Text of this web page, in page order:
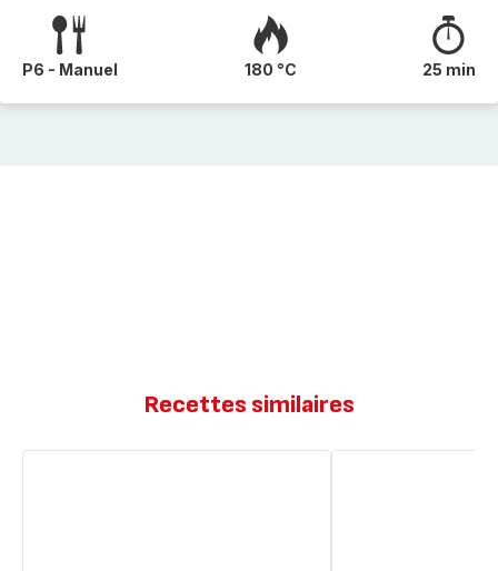
P6 - Manuel 180 °C 25 min
Recettes similaires